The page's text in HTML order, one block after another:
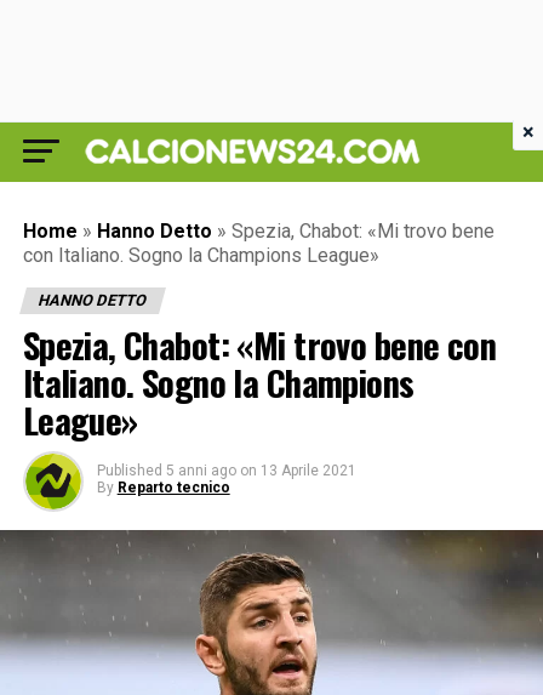
Home » Hanno Detto » Spezia, Chabot: «Mi trovo bene
con Italiano. Sogno la Champions League»
HANNO DETTO
Spezia, Chabot: «Mi trovo bene con
Italiano. Sogno la Champions
League»
Published 5 anni ago on 13 Aprile 2021
By Reparto tecnico
×